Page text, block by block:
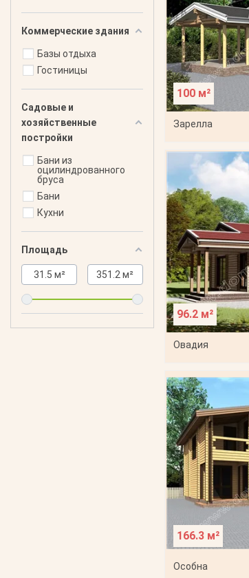
100 м²
Зарелла
96.2 м²
Овадия
166.3 м²
Особна
Коммерческие здания
Базы отдыха
Гостиницы
Садовые и
хозяйственные
постройки
Бани из
оцилиндрованного
бруса
Бани
Кухни
Площадь
31.5 м² 351.2 м²